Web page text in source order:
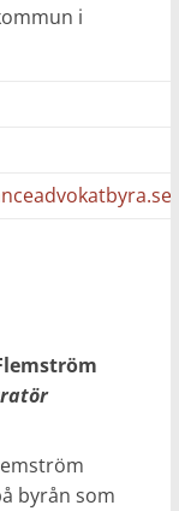
i
byrån som